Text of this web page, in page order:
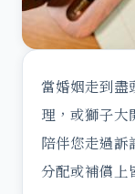
當婚姻走到盡
理，或獅子大
陪伴您走過訴
分配或補償上